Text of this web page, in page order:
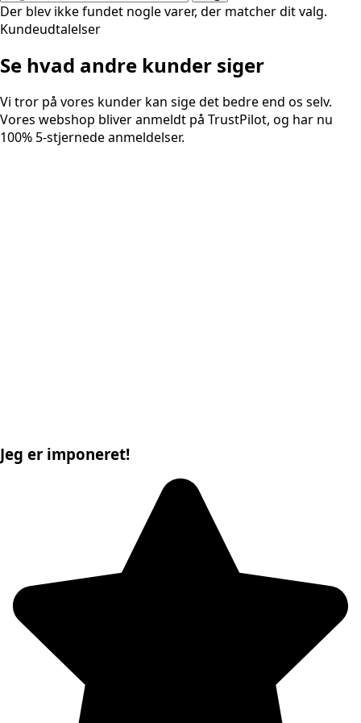
efter:
Der blev ikke fundet nogle varer, der matcher dit valg.
Kundeudtalelser
Se hvad andre kunder siger
Vi tror på vores kunder kan sige det bedre end os selv.
Vores webshop bliver anmeldt på TrustPilot, og har nu
100% 5-stjernede anmeldelser.
Jeg er imponeret!